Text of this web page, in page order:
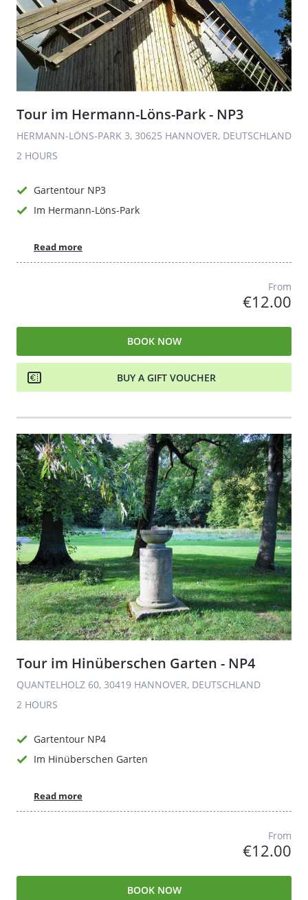
Tour im Hermann-Löns-Park - NP3
HERMANN-LÖNS-PARK 3, 30625 HANNOVER, DEUTSCHLAND
2 HOURS
Gartentour NP3
Im Hermann-Löns-Park
Read more
From
€12.00
BOOK NOW
BUY A GIFT VOUCHER
Tour im Hinüberschen Garten - NP4
QUANTELHOLZ 60, 30419 HANNOVER, DEUTSCHLAND
2 HOURS
Gartentour NP4
Im Hinüberschen Garten
Read more
From
€12.00
BOOK NOW